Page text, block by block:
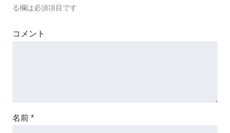
る欄は必須項目です
コメント
名前 *